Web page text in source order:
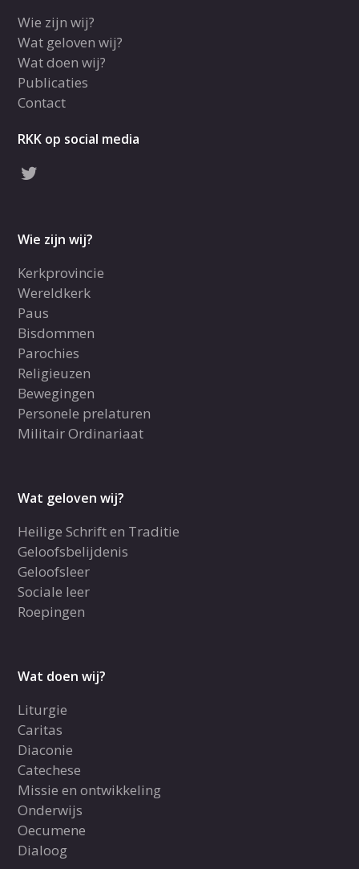
Wie zijn wij?
Wat geloven wij?
Wat doen wij?
Publicaties
Contact
RKK op social media
Wie zijn wij?
Kerkprovincie
Wereldkerk
Paus
Bisdommen
Parochies
Religieuzen
Bewegingen
Personele prelaturen
Militair Ordinariaat
Wat geloven wij?
Heilige Schrift en Traditie
Geloofsbelijdenis
Geloofsleer
Sociale leer
Roepingen
Wat doen wij?
Liturgie
Caritas
Diaconie
Catechese
Missie en ontwikkeling
Onderwijs
Oecumene
Dialoog